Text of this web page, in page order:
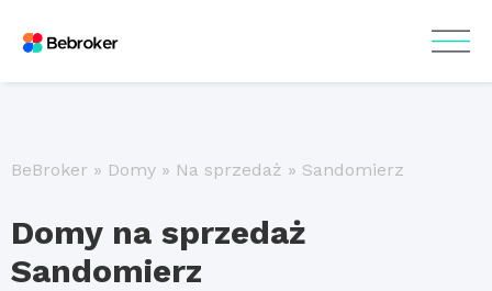
BeBroker » Domy » Na sprzedaż » Sandomierz
Domy na sprzedaż
Sandomierz